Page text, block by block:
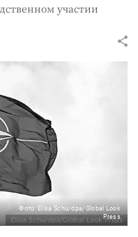
участии
Фото: Elisa Schu/dpa/Global Look
Press